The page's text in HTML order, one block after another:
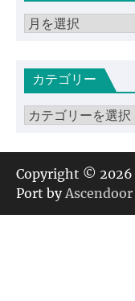
ア
イカテゴリー
カ
ゴ
リ
ー
Copyright © 2026
Port by Ascendoor